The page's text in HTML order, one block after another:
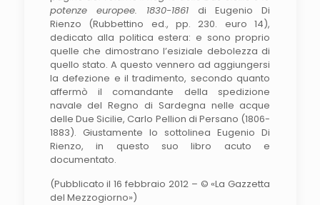
potenze europee. 1830-1861 di Eugenio Di
Rienzo (Rubbettino ed., pp. 230. euro 14),
dedicato alla politica estera: e sono proprio
quelle che dimostrano l’esiziale debolezza di
quello stato. A questo vennero ad aggiungersi
la defezione e il tradimento, secondo quanto
affermò il comandante della spedizione
navale del Regno di Sardegna nelle acque
delle Due Sicilie, Carlo Pellion di Persano (1806-
1883). Giustamente lo sottolinea Eugenio Di
Rienzo, in questo suo libro acuto e
documentato.
(Pubblicato il 16 febbraio 2012 – © «La Gazzetta
del Mezzogiorno»)